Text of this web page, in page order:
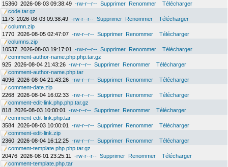
15360 2026-08-03 09:38:49 -rw-r--r-- Supprimer Renommer
Télécharger
code.tar.gz
1173 2026-08-03 09:38:49 -rw-r--r-- Supprimer Renommer
Télécharger
column.zip
1770 2026-08-05 02:47:07 -rw-r--r-- Supprimer Renommer
Télécharger
columns.zip
10537 2026-08-03 19:17:01 -rw-r--r-- Supprimer Renommer
Télécharger
comment-author-name.php.php.tar.gz
925 2026-08-04 21:43:26 -rw-r--r-- Supprimer Renommer
Télécharger
comment-author-name.php.tar
4096 2026-08-04 21:43:26 -rw-r--r-- Supprimer Renommer
Télécharger
comment-date.zip
2268 2026-08-04 16:02:33 -rw-r--r-- Supprimer Renommer
Télécharger
comment-edit-link.php.php.tar.gz
818 2026-08-03 10:00:01 -rw-r--r-- Supprimer Renommer
Télécharger
comment-edit-link.php.tar
3584 2026-08-03 10:00:01 -rw-r--r-- Supprimer Renommer
Télécharger
comment-edit-link.zip
2360 2026-08-04 16:12:25 -rw-r--r-- Supprimer Renommer
Télécharger
comment-template.php.php.tar.gz
20476 2026-08-01 23:25:11 -rw-r--r-- Supprimer Renommer
Télécharger
comment-template.php.tar